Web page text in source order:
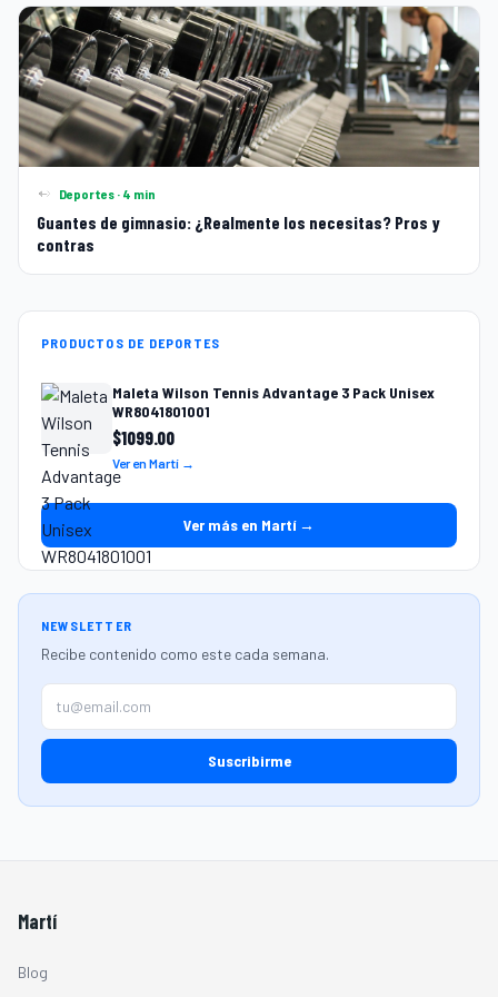
Deportes · 4 min
Guantes de gimnasio: ¿Realmente los necesitas? Pros y
contras
PRODUCTOS DE DEPORTES
Maleta Wilson Tennis Advantage 3 Pack Unisex
WR8041801001
$1099.00
Ver en Martí →
Ver más en Martí →
NEWSLETTER
Recibe contenido como este cada semana.
Suscribirme
Martí
Blog